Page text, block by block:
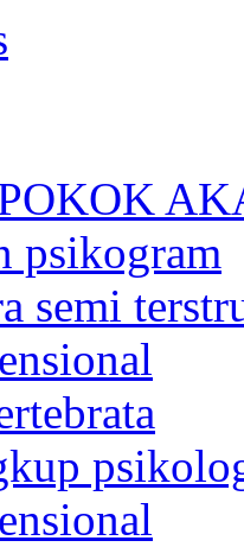
psikogram
semi